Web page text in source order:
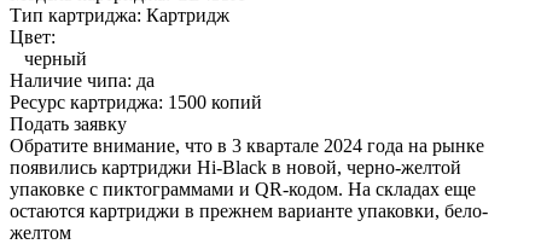
Тип картриджа: Картридж
Цвет:
черный
Наличие чипа: да
Ресурс картриджа: 1500 копий
Подать заявку
Обратите внимание, что в 3 квартале 2024 года на рынке
появились картриджи Hi-Black в новой, черно-желтой
упаковке с пиктограммами и QR-кодом. На складах еще
остаются картриджи в прежнем варианте упаковки, бело-
желтом